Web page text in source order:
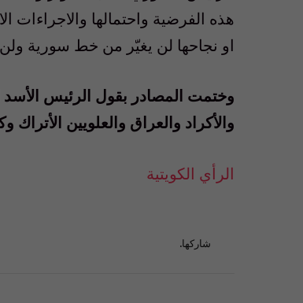
هذه الفرضية واحتمالها والاجراءات
او نجاحها لن يغيّر من خط سورية
وختمت المصادر بقول الرئيس الأسد
والأكراد والعراق والعلويين
الرأي الكويتية
شاركها.